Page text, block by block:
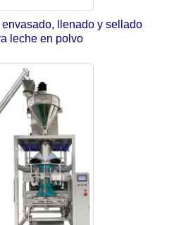
llenado y sellado
leche en polvo